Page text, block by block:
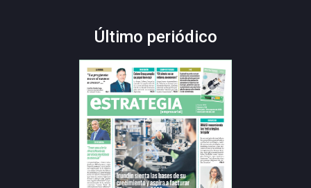
Último periódico